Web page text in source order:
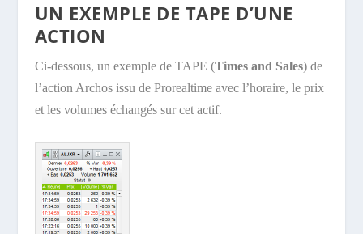
UN EXEMPLE DE TAPE D’UNE
ACTION
Ci-dessous, un exemple de TAPE (Times and Sales) de
l’action Archos issu de Prorealtime avec l’horaire, le prix
et les volumes échangés sur cet actif.